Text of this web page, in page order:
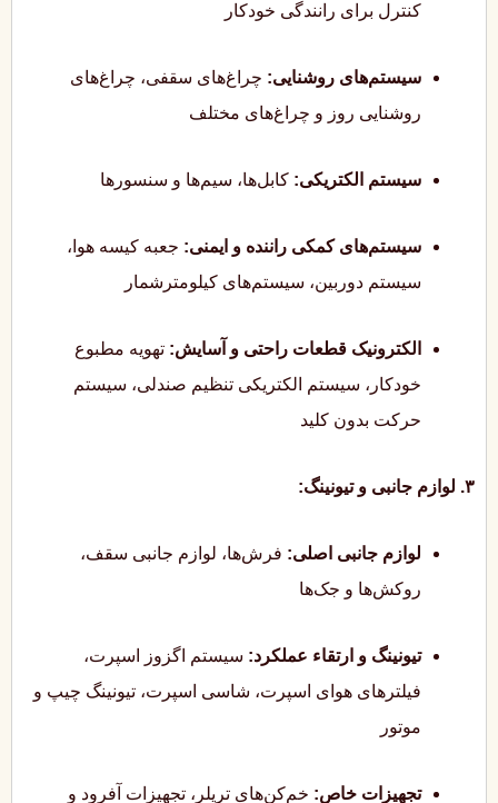
کنترل برای رانندگی خودکار
سیستم‌های روشنایی: چراغ‌های سقفی، چراغ‌های
روشنایی روز و چراغ‌های مختلف
سیستم الکتریکی: کابل‌ها، سیم‌ها و سنسورها
سیستم‌های کمکی راننده و ایمنی: جعبه کیسه هوا،
سیستم دوربین، سیستم‌های کیلومترشمار
الکترونیک قطعات راحتی و آسایش: تهویه مطبوع
خودکار، سیستم الکتریکی تنظیم صندلی، سیستم
حرکت بدون کلید
۳. لوازم جانبی و تیونینگ:
لوازم جانبی اصلی: فرش‌ها، لوازم جانبی سقف،
روکش‌ها و جک‌ها
تیونینگ و ارتقاء عملکرد: سیستم اگزوز اسپرت،
فیلترهای هوای اسپرت، شاسی اسپرت، تیونینگ چیپ و
موتور
تجهیزات خاص: خم‌کن‌های تریلر، تجهیزات آفرود و